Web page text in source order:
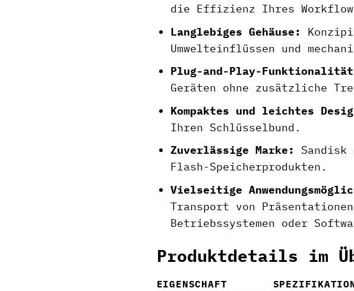
die Effizienz Ihres
Langlebiges Gehäuse:
Umwelteinflüssen und
Plug-and-Play-
Geräten ohne zusätzliche
Kompaktes und leichtes
Ihren Schlüsselbund.
Zuverlässige Marke:
Flash-Speicherprodukten.
Vielseitige
Transport von
Betriebssystemen oder
Produktdetails im
EIGENSCHAFT